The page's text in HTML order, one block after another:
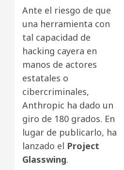
Ante el riesgo de que
una herramienta con
tal capacidad de
hacking cayera en
manos de actores
estatales o
cibercriminales,
Anthropic ha dado un
giro de 180 grados. En
lugar de publicarlo, ha
lanzado el Project
Glasswing.